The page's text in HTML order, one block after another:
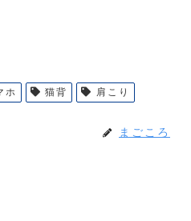
ホ 猫背 肩こり
まごころ